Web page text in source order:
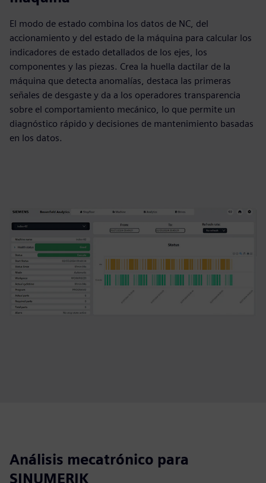
El modo de estado combina los datos de NC, del
accionamiento y del estado de la máquina para calcular los
indicadores de estado detallados de los ejes, los
componentes y las piezas. Crea la huella dactilar de la
máquina que detecta anomalías, destaca las primeras
señales de desgaste y da a los operadores transparencia
sobre el comportamiento mecánico, lo que permite un
diagnóstico rápido y decisiones de mantenimiento basadas
en los datos.
Análisis mecatrónico para
SINUMERIK